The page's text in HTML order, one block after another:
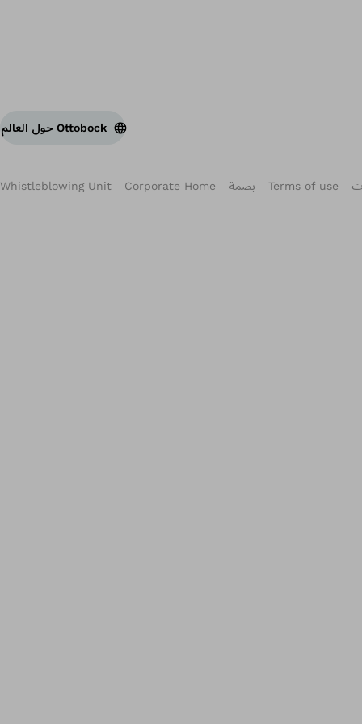
Ottobock حول العالم
Terms of use بصمة Corporate Home
Whistleblowing Unit